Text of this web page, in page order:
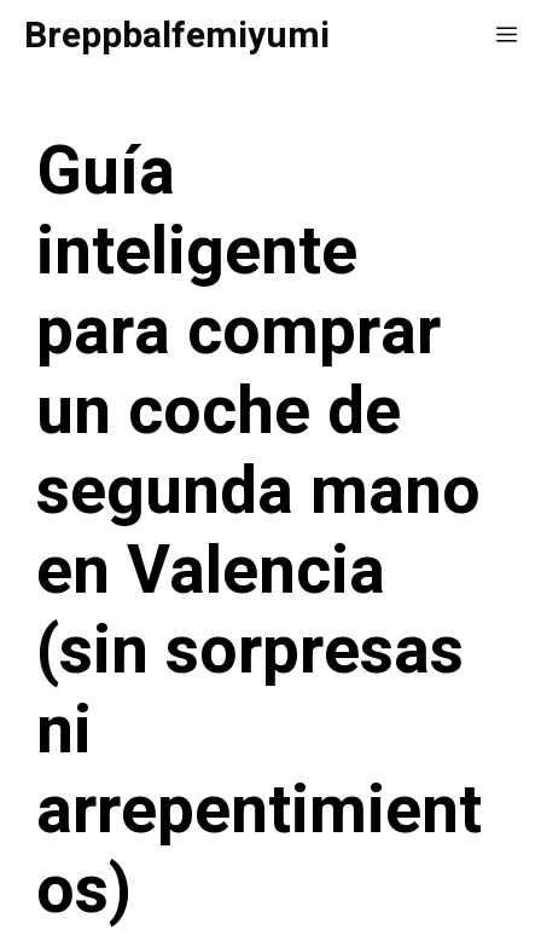
SaltarBreppbalfemiyumi
Guía
inteligente
para comprar
un coche de
segunda mano
en Valencia
(sin sorpresas
ni
arrepentimient
os)